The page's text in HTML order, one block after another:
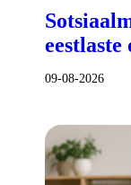
eestlaste
09-08-2026